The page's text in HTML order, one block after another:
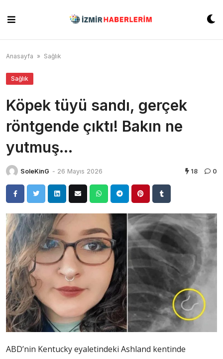
content
Anasayfa » Sağlık
Sağlık
Köpek tüyü sandı, gerçek
röntgende çıktı! Bakın ne
yutmuş…
SoleKinG - 26 Mayıs 2026 18 0
ABD’nin Kentucky eyaletindeki Ashland kentinde